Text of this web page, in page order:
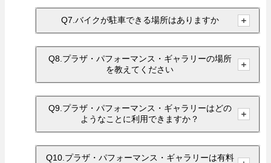
Q7.バイクが駐車できる場所はありますか
Q8.プラザ・パフォーマンス・ギャラリーの場所
を教えてください
Q9.プラザ・パフォーマンス・ギャラリーはどの
ようなことに利用できますか？
Q10.プラザ・パフォーマンス・ギャラリーは有料